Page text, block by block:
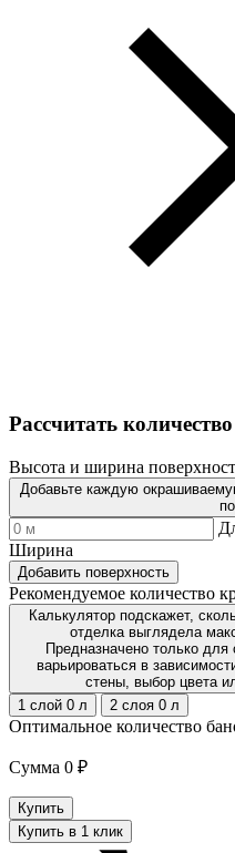
Рассчитать количество
Высота и ширина
Добавьте каждую
Ширина
Добавить поверхность
Рекомендуемое количество
Калькулятор подскажет,
отделка выглядела
Предназначено только
варьироваться в
стены, выбор цвета
1 слой 0 л 2 слоя 0 л
Оптимальное количество
Сумма 0 ₽
Купить
Купить в 1 клик